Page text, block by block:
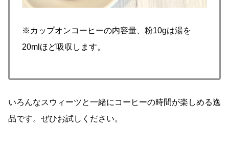
※カップオンコーヒーの内容量、粉10gは湯を
20mlほど吸収します。
いろんなスウィーツと一緒にコーヒーの時間が楽しめる逸
品です。ぜひお試しください。